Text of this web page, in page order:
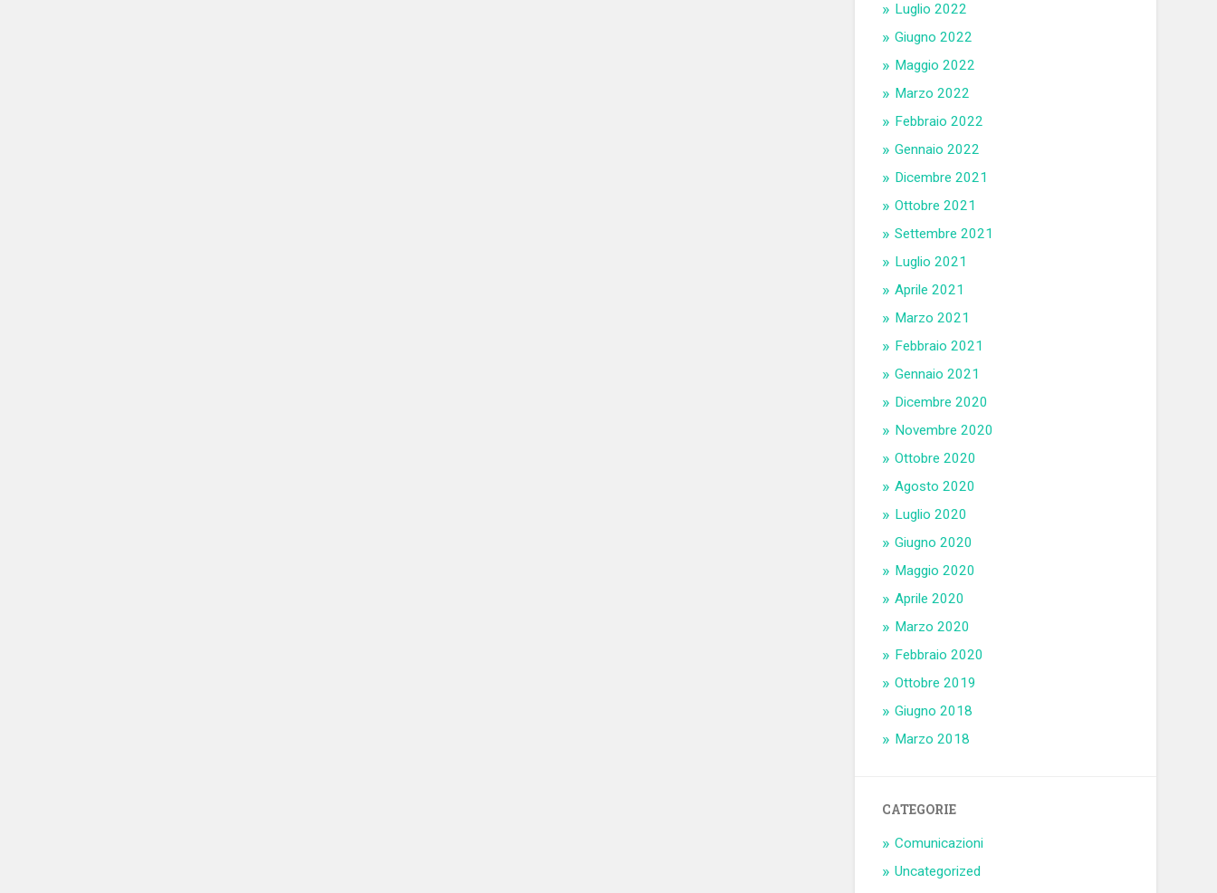
Luglio 2022
Giugno 2022
Maggio 2022
Marzo 2022
Febbraio 2022
Gennaio 2022
Dicembre 2021
Ottobre 2021
Settembre 2021
Luglio 2021
Aprile 2021
Marzo 2021
Febbraio 2021
Gennaio 2021
Dicembre 2020
Novembre 2020
Ottobre 2020
Agosto 2020
Luglio 2020
Giugno 2020
Maggio 2020
Aprile 2020
Marzo 2020
Febbraio 2020
Ottobre 2019
Giugno 2018
Marzo 2018
CATEGORIE
Comunicazioni
Uncategorized